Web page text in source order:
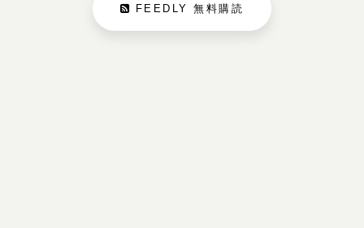
FEEDLY 無料購読